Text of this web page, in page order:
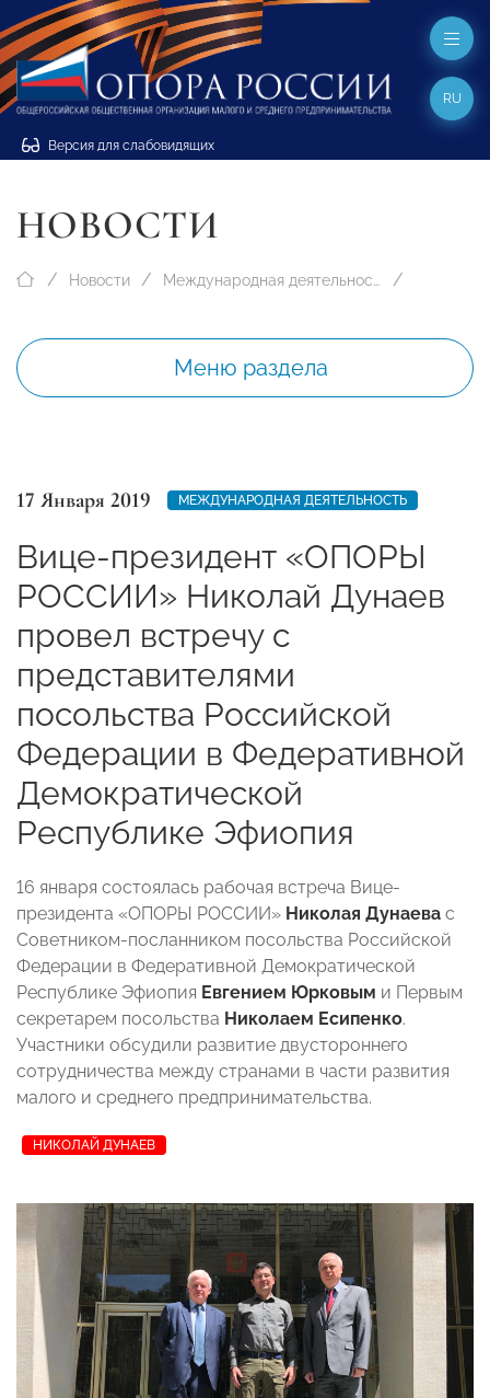
Версия для слабовидящих
RU
НОВОСТИ
Новости Международная деятельность
Меню раздела
17 Января 2019 МЕЖДУНАРОДНАЯ ДЕЯТЕЛЬНОСТЬ
Вице-президент «ОПОРЫ
РОССИИ» Николай Дунаев
провел встречу с
представителями
посольства Российской
Федерации в Федеративной
Демократической
Республике Эфиопия
16 января состоялась рабочая встреча Вице-
президента «ОПОРЫ РОССИИ» Николая Дунаева с
Советником-посланником посольства Российской
Федерации в Федеративной Демократической
Республике Эфиопия Евгением Юрковым и Первым
секретарем посольства Николаем Есипенко.
Участники обсудили развитие двустороннего
сотрудничества между странами в части развития
малого и среднего предпринимательства.
НИКОЛАЙ ДУНАЕВ